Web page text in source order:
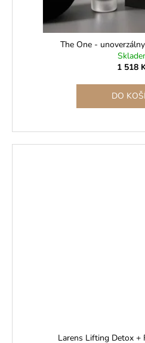
The One -
1 518
DO
Larens Lifting Detox +